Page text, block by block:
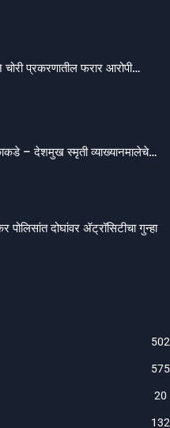
चोरी प्रकरणातील फरार आरोपी…
– देशमुख स्मृती व्याख्यानमालेचे…
पोलिसांत दोघांवर ॲट्रॉसिटीचा गुन्हा
502
575
20
132